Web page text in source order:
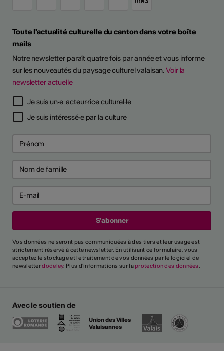
Toute l'actualité culturelle du canton dans votre boîte
mails
Notre newsletter paraît quatre fois par année et vous informe
sur les nouveautés du paysage culturel valaisan.Voir la
newsletter actuelle
Je suis un·e acteur·rice culturel·le
Je suis intéressé·e par la culture
Vos données ne seront pas communiquées à des tiers et leur usage est
strictement réservé à cette newsletter. En utilisant ce formulaire, vous
acceptez le stockage et le traitement de vos données par le logiciel de
newsletterdodeley. Plus d'informations sur la protection des données.
Avec le soutien de
Union des Villes
Valaisannes